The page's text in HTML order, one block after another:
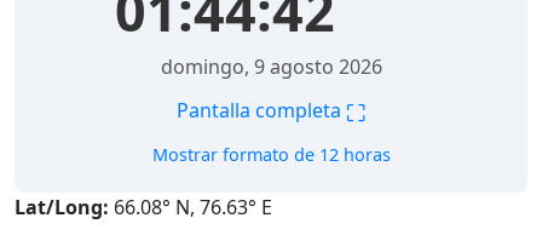
domingo, 9 agosto 2026
Pantalla completa ⛶
Mostrar formato de 12 horas
Lat/Long: 66.08° N, 76.63° E